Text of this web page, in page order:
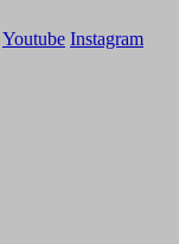
Youtube Instagram